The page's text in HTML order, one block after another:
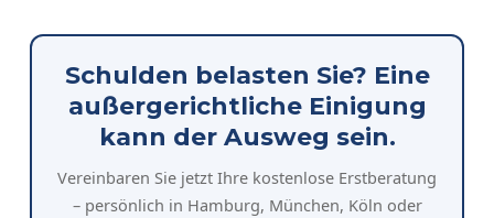
Schulden belasten Sie? Eine
außergerichtliche Einigung
kann der Ausweg sein.
Vereinbaren Sie jetzt Ihre kostenlose Erstberatung
– persönlich in Hamburg, München, Köln oder